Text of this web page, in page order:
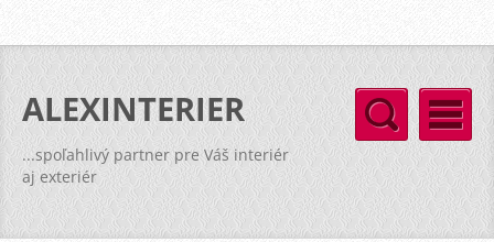
ALEXINTERIER
...spoľahlivý partner pre Váš interiér
aj exteriér